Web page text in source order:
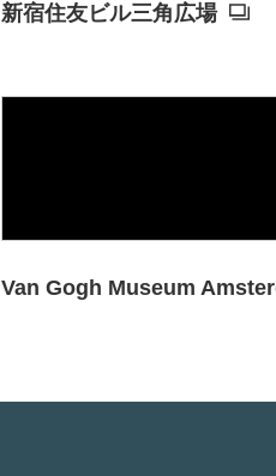
新宿住友ビル三角広場
Van Gogh Museum